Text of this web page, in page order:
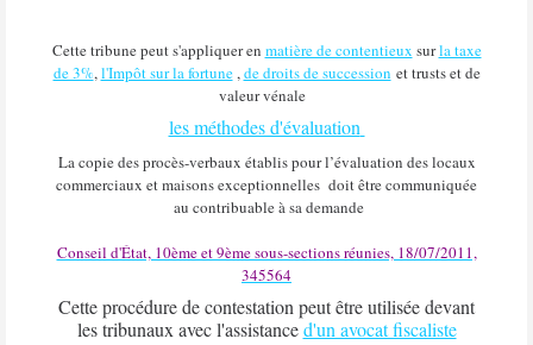
Cette tribune peut s'appliquer en matière de contentieux surla taxe
de 3%,l'Impôt sur la fortune,de droits de succession et trusts et de
valeur vénale
les méthodes d'évaluation
La copie des procès-verbaux établis pour l’évaluation des locaux
commerciaux et maisons exceptionnelles doit être communiquée
au contribuable à sa demande
Conseil d'État, 10ème et 9ème sous-sections réunies, 18/07/2011,
345564
Cette procédure de contestation peut être utilisée devant
les tribunaux avec l'assistanced'un avocat fiscaliste